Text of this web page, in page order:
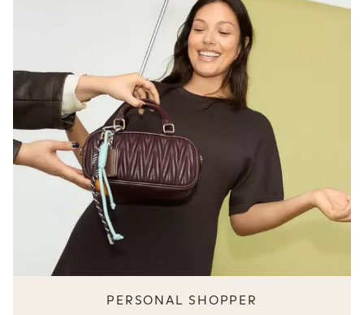
PERSONAL SHOPPER